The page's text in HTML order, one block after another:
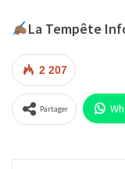
La Tempête
2 207
Partager